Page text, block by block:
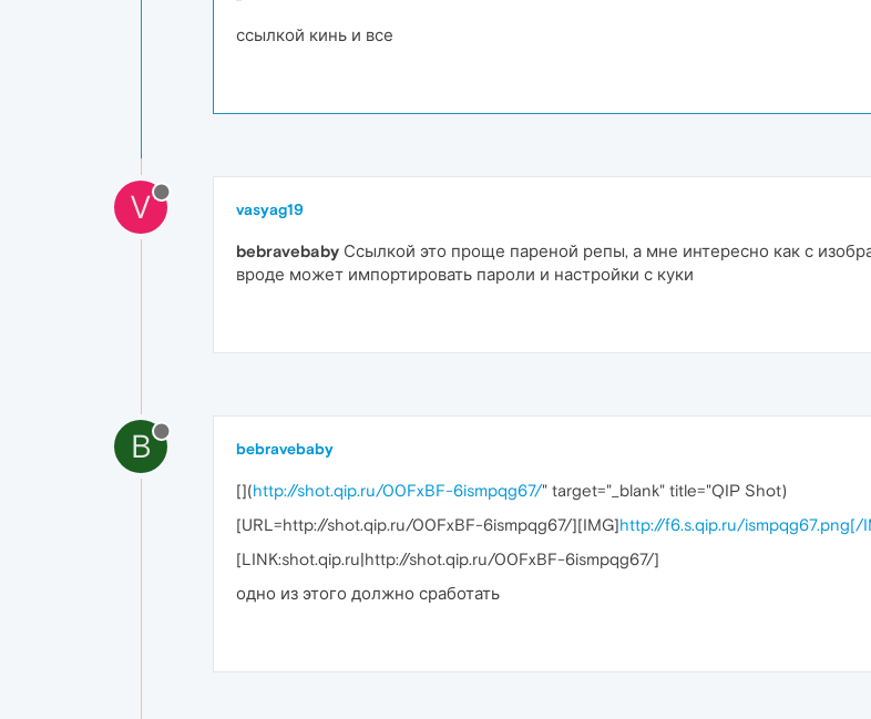
ссылкой кинь и все
V vasyag19
bebravebaby Ссылкой это проще пареной репы, а мне интересно как с
вроде может импортировать пароли и настройки с куки
B bebravebaby
[](http://shot.qip.ru/00FxBF-6ismpqg67/" target="_blank" title="QIP Shot)
[URL=http://shot.qip.ru/00FxBF-6ismpqg67/][IMG]http://f6.s.qip.ru/ismpqg67.png[/
[LINK:shot.qip.ru|http://shot.qip.ru/00FxBF-6ismpqg67/]
одно из этого должно сработать